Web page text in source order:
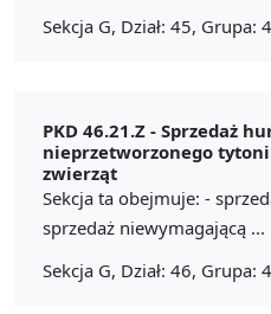
Sekcja G, Dział: 45, Grupa:
PKD 46.21.Z - Sprzedaż
nieprzetworzonego
zwierząt
Sekcja ta obejmuje: -
sprzedaż niewymagającą ...
Sekcja G, Dział: 46, Grupa: